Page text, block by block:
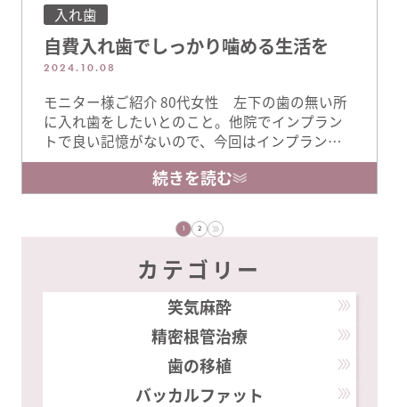
入れ歯
自費入れ歯でしっかり噛める生活を
2024.10.08
モニター様ご紹介 80代女性 左下の歯の無い所
に入れ歯をしたいとのこと。他院でインプラン
トで良い記憶がないので、今回はインプラント
ではなく入れ歯を作りたいとのことでご相談く
ださいました ＊下の前歯のセラミック治療も同
時に行っています。 治療の実際
続きを読む
1 2
カテゴリー
笑気麻酔
精密根管治療
歯の移植
バッカルファット